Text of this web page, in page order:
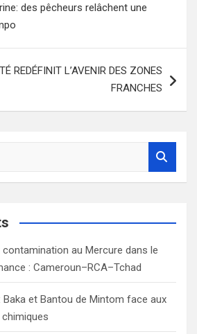
des pêcheurs relâchent une
REDÉFINIT L’AVENIR DES ZONES
FRANCHES
au Mercure dans le
: Cameroun–RCA–Tchad
Baka et Bantou de Mintom face aux